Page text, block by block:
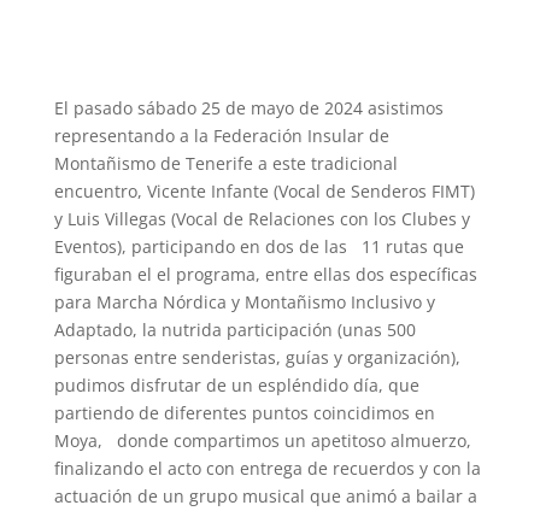
El pasado sábado 25 de mayo de 2024 asistimos
representando a la Federación Insular de
Montañismo de Tenerife a este tradicional
encuentro, Vicente Infante (Vocal de Senderos FIMT)
y Luis Villegas (Vocal de Relaciones con los Clubes y
Eventos), participando en dos de las 11 rutas que
figuraban el el programa, entre ellas dos específicas
para Marcha Nórdica y Montañismo Inclusivo y
Adaptado, la nutrida participación (unas 500
personas entre senderistas, guías y organización),
pudimos disfrutar de un espléndido día, que
partiendo de diferentes puntos coincidimos en
Moya, donde compartimos un apetitoso almuerzo,
finalizando el acto con entrega de recuerdos y con la
actuación de un grupo musical que animó a bailar a